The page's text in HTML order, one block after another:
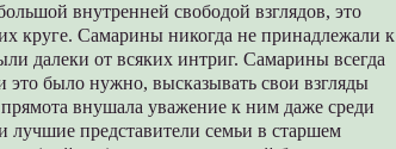
внутренней свободой взглядов, это
круге. Самарины никогда не принадлежали к
далеки от всяких интриг. Самарины всегда
было нужно, высказывать свои взгляды
внушала уважение к ним даже среди
представители семьи в старшем